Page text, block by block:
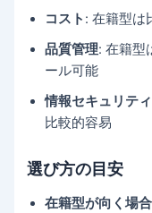
コスト : 在籍型は
品質管理: 在籍型
ール可能
情報セキュリティ
比較的容易
選び方の目安
在籍型が向く場合